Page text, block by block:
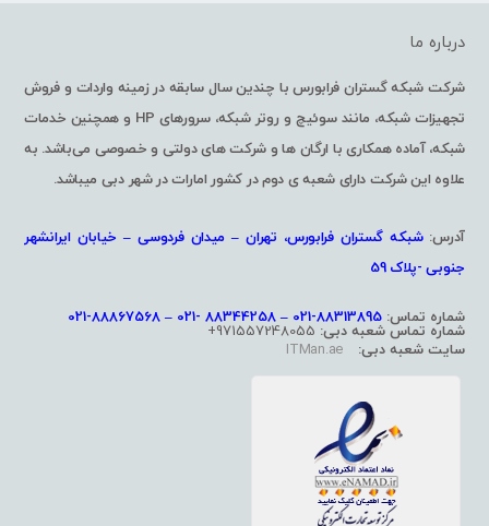
درباره ما
شرکت شبکه گستران فرابورس با چندین سال سابقه در زمینه واردات و فروش
تجهیزات شبکه، مانند سوئیچ و روتر شبکه، سرورهای HP و همچنین خدمات
شبکه، آماده همکاری با ارگان ها و شرکت های دولتی و خصوصی می‌باشد. به
علاوه این شرکت دارای شعبه ی دوم در کشور امارات در شهر دبی میباشد.
آدرس:شبکه گستران فرابورس، تهران – میدان فردوسی – خیابان ایرانشهر
جنوبی -پلاک 59
شماره تماس: 88313895-021 – 88344258 -021 – 88867568-021
شماره تماس شعبه دبی:971557248055+
سایت شعبه دبی: ITMan.ae